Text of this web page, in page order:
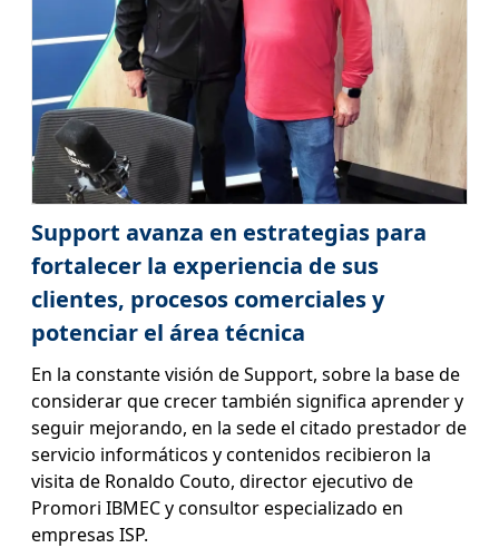
Support avanza en estrategias para
fortalecer la experiencia de sus
clientes, procesos comerciales y
potenciar el área técnica
En la constante visión de Support, sobre la base de
considerar que crecer también significa aprender y
seguir mejorando, en la sede el citado prestador de
servicio informáticos y contenidos recibieron la
visita de Ronaldo Couto, director ejecutivo de
Promori IBMEC y consultor especializado en
empresas ISP.